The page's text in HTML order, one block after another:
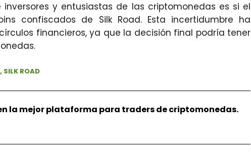
y entusiastas de las criptomonedas es si el
confiscados de Silk Road. Esta incertidumbre ha
financieros, ya que la decisión final podría tener
, SILK ROAD
la mejor plataforma para traders de criptomonedas.